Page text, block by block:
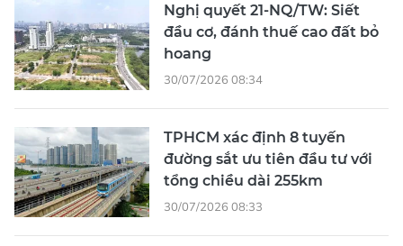
Nghị quyết 21-NQ/TW: Siết
đầu cơ, đánh thuế cao đất bỏ
hoang
30/07/2026 08:34
TPHCM xác định 8 tuyến
đường sắt ưu tiên đầu tư với
tổng chiều dài 255km
30/07/2026 08:33